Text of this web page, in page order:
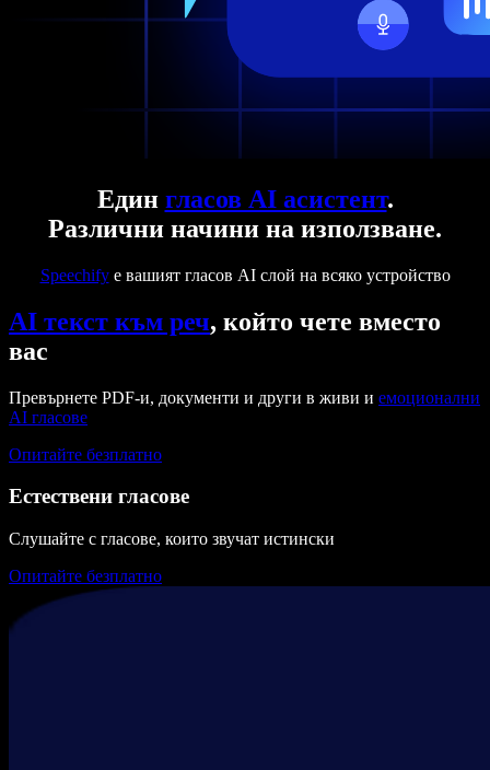
Един гласов AI асистент.
Различни начини на използване.
Speechifyе вашият гласов AI слой на всяко устройство
AI текст към реч, който чете вместо
вас
Превърнете PDF-и, документи и други в живи и емоционални
AI гласове
Опитайте безплатно
Естествени гласове
Слушайте с гласове, които звучат истински
Опитайте безплатно